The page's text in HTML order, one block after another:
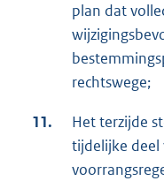
plan dat
rechtswege;
11.
Het terzijde
tijdelijke deel